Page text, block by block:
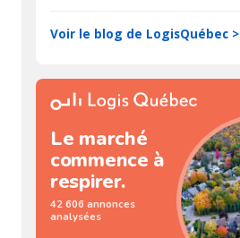
Voir le blog de LogisQuébec >
Le marché
commence à
respirer.
42 606 annonces
analysées